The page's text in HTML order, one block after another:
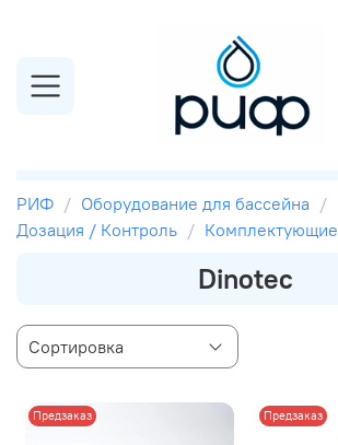
РИФ
Оборудование для бассейна
Дозация / Контроль
Комплектующие
Dinotec
Предзаказ Предзаказ